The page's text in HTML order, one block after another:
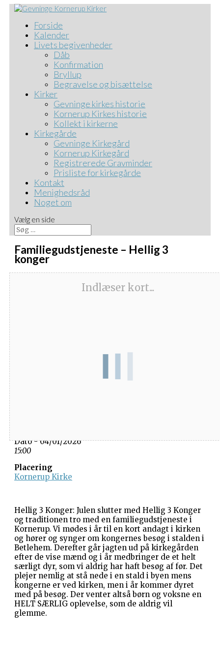
Forside
Kalender
Livets begivenheder
Dåb
Konfirmation
Bryllup
Begravelse og bisættelse
Kirker
Gevninge kirkes historie
Kornerup Kirkes historie
Kollekt i kirkerne
Kirkegårde
Gevninge Kirkegård
Kornerup Kirkegård
Registrerede Gravminder
Prisliste for kirkegårde
Kontakt
Menighedsråd
Noget om
Vælg en side
Familiegudstjeneste – Hellig 3
konger
Indlæser kort...
Dato - 04/01/2026
15:00
Placering
Kornerup Kirke
Hellig 3 Konger: Julen slutter med Hellig 3 Konger
og traditionen tro med en familiegudstjeneste i
Kornerup. Vi mødes i år til en kort andagt i kirken
og hører og synger om kongernes besøg i stalden i
Betlehem. Derefter går jagten ud på kirkegården
efter de vise mænd og i år medbringer de et helt
særligt dyr, som vi aldrig har haft besøg af før. Det
plejer nemlig at stå nede i en stald i byen mens
kongerne er ved kirken, men i år kommer dyret
med på besøg. Der venter altså børn og voksne en
HELT SÆRLIG oplevelse, som de aldrig vil
glemme.